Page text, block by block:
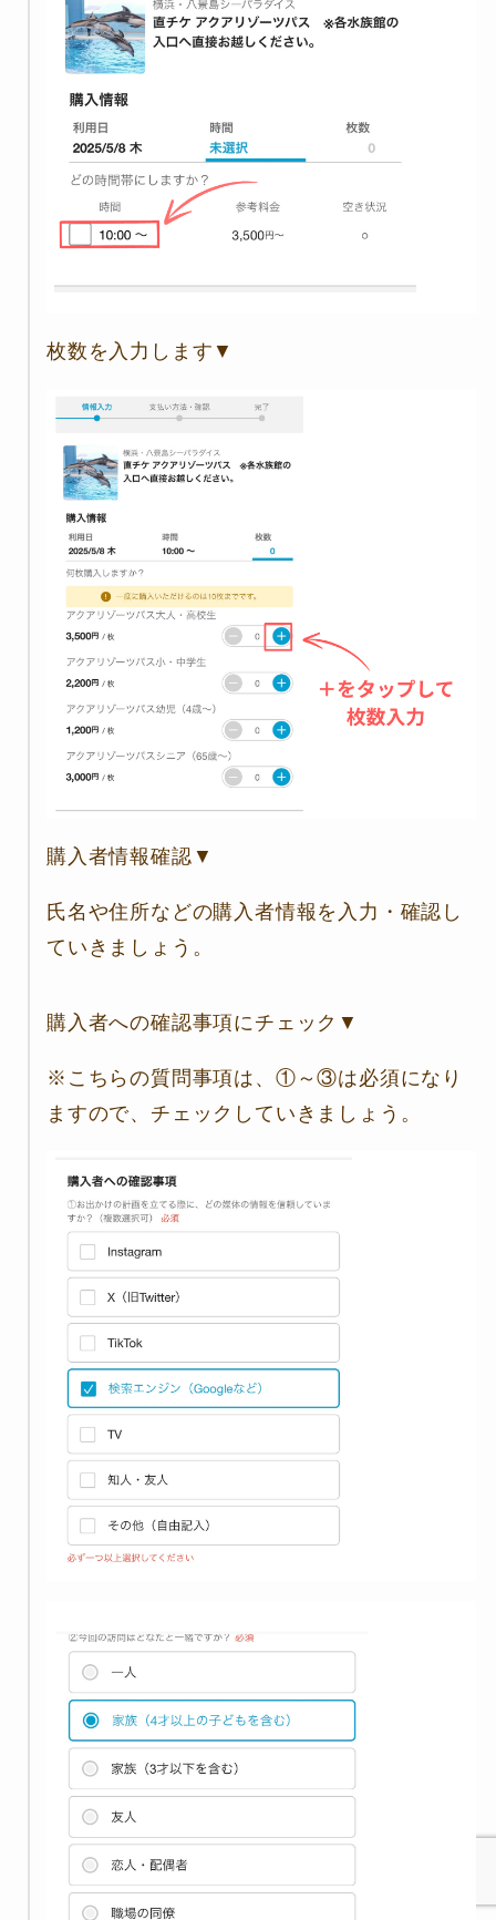
枚数を入力します▼
購入者情報確認▼
氏名や住所などの購入者情報を入力・確認し
ていきましょう。
購入者への確認事項にチェック▼
※こちらの質問事項は、①～③は必須になり
ますので、チェックしていきましょう。